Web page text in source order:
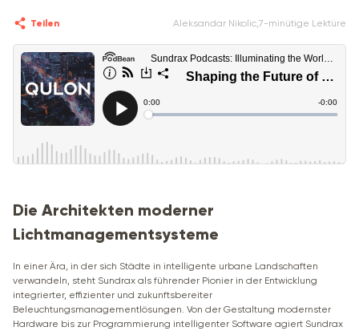
Teilen Aleksandar Nikolic,7-minütige Lektüre
Die Architekten moderner
Lichtmanagementsysteme
In einer Ära, in der sich Städte in intelligente urbane Landschaften
verwandeln, steht Sundrax als führender Pionier in der Entwicklung
integrierter, effizienter und zukunftsbereiter
Beleuchtungsmanagementlösungen. Von der Gestaltung modernster
Hardware bis zur Programmierung intelligenter Software agiert Sundrax